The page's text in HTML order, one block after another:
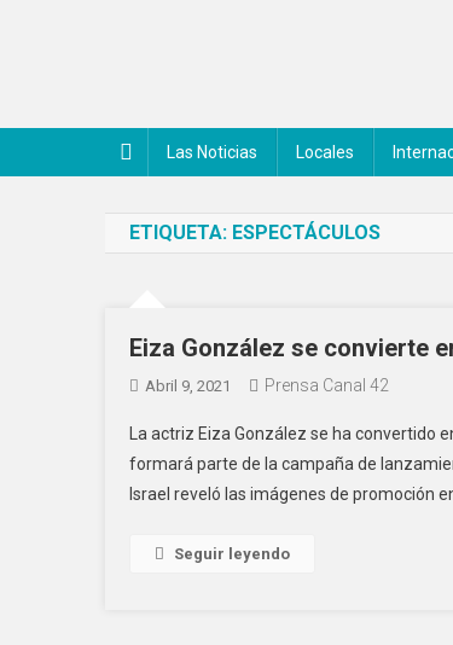
Las Noticias Locales
ETIQUETA: ESPECTÁCULOS
Eiza González se convierte
Abril 9, 2021 Prensa Canal 42
La actriz Eiza González se ha convertido
formará parte de la campaña de
Israel reveló las imágenes de promoción
Seguir leyendo